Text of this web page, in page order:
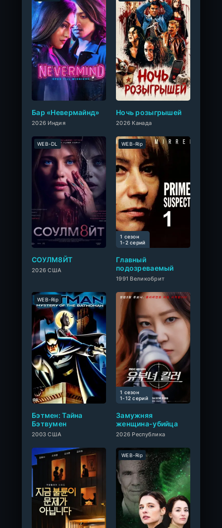
Бар «Невермайнд»
2026 Индия
Ночь розыгрышей
2026 Канада
СОУЛМ8ЙТ
2026 США
WEB-DL
Главный
подозреваемый
1991 Великобрит
WEB-Rip
1 сезон
1-2 cерий
0
Бэтмен: Тайна
Бэтвумен
2003 США
WEB-Rip
Замужняя
женщина-убийца
2026 Республика
1 сезон
1-12 cерий
0
WEB-Rip